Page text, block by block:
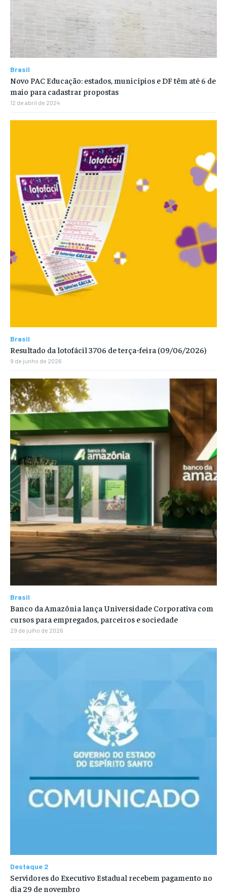
Brasil
Novo PAC Educação: estados, municípios e DF têm até 6 de
maio para cadastrar propostas
12 de abril de 2024
Brasil
Resultado da lotofácil 3706 de terça-feira (09/06/2026)
9 de junho de 2026
Brasil
Banco da Amazônia lança Universidade Corporativa com
cursos para empregados, parceiros e sociedade
29 de julho de 2026
Destaque 2
Servidores do Executivo Estadual recebem pagamento no
dia 29 de novembro